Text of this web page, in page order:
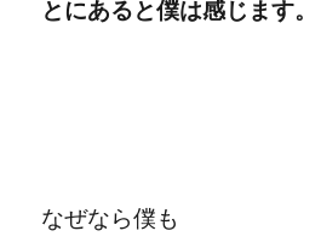
とにあると僕は感じます。
なぜなら僕も